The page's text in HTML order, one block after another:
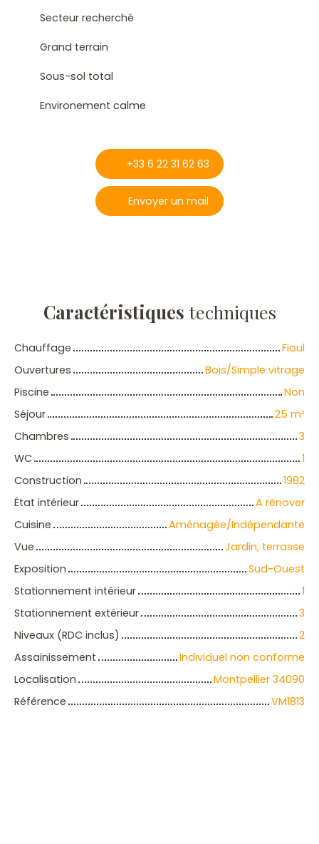
Secteur recherché
Grand terrain
Sous-sol total
Environement calme
+33 6 22 31 62 63
Envoyer un mail
Caractéristiques techniques
Chauffage
Fioul
Ouvertures
Bois/Simple vitrage
Piscine
Non
Séjour
25 m²
Chambres
3
WC
1
Construction
1982
État intérieur
A rénover
Cuisine
Aménagée/Indépendante
Vue
Jardin, terrasse
Exposition
Sud-Ouest
Stationnement intérieur
1
Stationnement extérieur
3
Niveaux (RDC inclus)
2
Assainissement
Individuel non conforme
Localisation
Montpellier 34090
Référence
VM1813